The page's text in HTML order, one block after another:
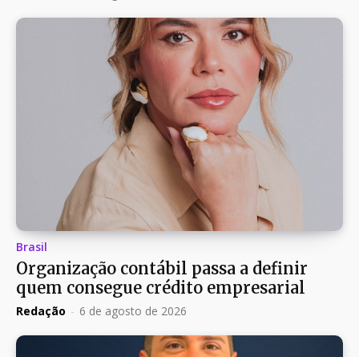
Brasil
Organização contábil passa a definir
quem consegue crédito empresarial
Redação - 6 de agosto de 2026